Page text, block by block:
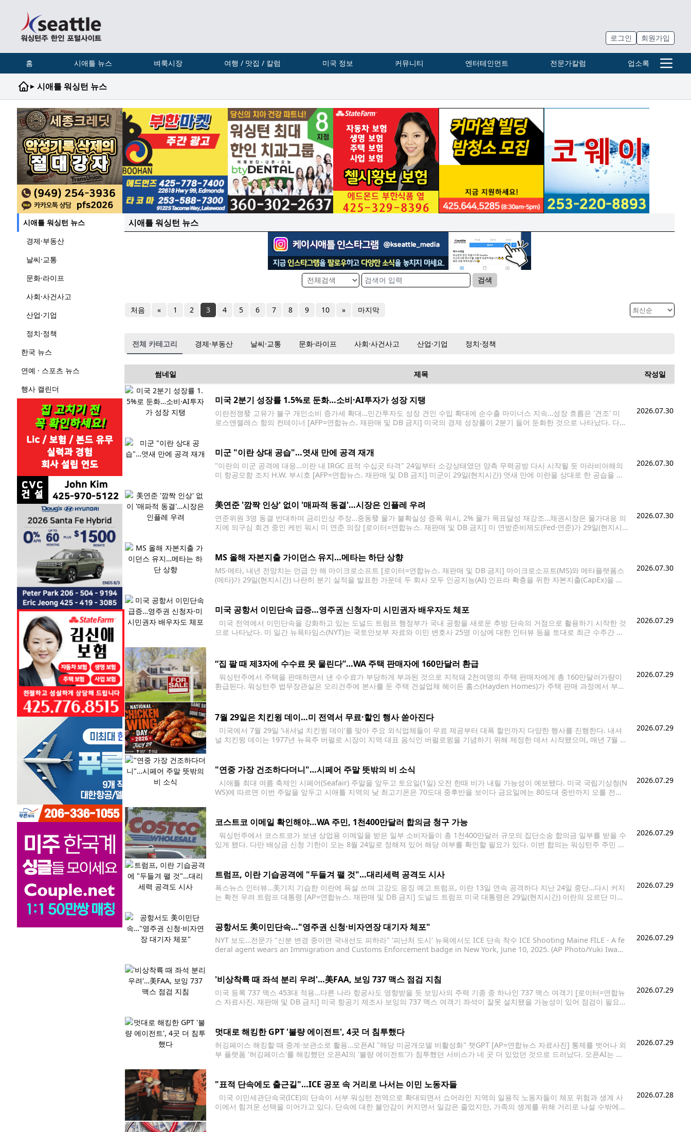
로그인 회원가입
홈 시애틀 뉴스 벼룩시장 여행 / 맛집 / 칼럼 미국 정보 커뮤니티 엔터테인먼트 전문가칼럼 업소록
▸ 시애틀 워싱턴 뉴스
시애틀 워싱턴 뉴스
경제·부동산
날씨·교통
문화·라이프
사회·사건사고
산업·기업
정치·정책
한국 뉴스
연예 · 스포츠 뉴스
행사 캘린더
시애틀 워싱턴 뉴스
검색
처음 « 1 2 3 4 5 6 7 8 9 10 » 마지막
전체 카테고리 경제·부동산 날씨·교통 문화·라이프 사회·사건사고 산업·기업 정치·정책
썸네일 제목 작성일
미국 2분기 성장률 1.5%로 둔화…소비·AI투자가 성장 지탱
이란전쟁發 고유가 불구 개인소비 증가세 확대…민간투자도 성장 견인 수입 확대에 순수출 마이너스 지속…성장 흐름은 '견조' 미
로스앤젤레스 항의 컨테이너 [AFP=연합뉴스. 재판매 및 DB 금지] 미국의 경제 성장률이 2분기 들어 둔화한 것으로 나타났다. 다
2026.07.30
미군 "이란 상대 공습"…엿새 만에 공격 재개
"이란의 미군 공격에 대응…이란 내 IRGC 표적 수십곳 타격" 24일부터 소강상태였던 양측 무력공방 다시 시작될 듯 아라비아해의
미 항공모함 조지 H.W. 부시호 [AFP=연합뉴스. 재판매 및 DB 금지] 미군이 29일(현지시간) 엿새 만에 이란을 상대로 한 공습을 재
2026.07.30
美연준 '깜짝 인상' 없이 '매파적 동결'…시장은 인플레 우려
연준위원 3명 동결 반대하며 금리인상 주장…중동發 물가 불확실성 증폭 워시, 2% 물가 목표달성 재강조…채권시장은 물가대응 의
지에 의구심 회견 중인 케빈 워시 미 연준 의장 [로이터=연합뉴스. 재판매 및 DB 금지] 미 연방준비제도(Fed·연준)가 29일(현지시
2026.07.30
MS 올해 자본지출 가이던스 유지…메타는 하단 상향
MS·메타, 내년 전망치는 언급 안 해 마이크로소프트 [로이터=연합뉴스. 재판매 및 DB 금지] 마이크로소프트(MS)와 메타플랫폼스
(메타)가 29일(현지시간) 나란히 분기 실적을 발표한 가운데 두 회사 모두 인공지능(AI) 인프라 확충을 위한 자본지출(CapEx)을 큰
2026.07.30
미국 공항서 이민단속 급증…영주권 신청자·미 시민권자 배우자도 체포
미국 전역에서 이민단속을 강화하고 있는 도널드 트럼프 행정부가 국내 공항을 새로운 추방 단속의 거점으로 활용하기 시작한 것
으로 나타났다. 미 일간 뉴욕타임스(NYT)는 국토안보부 자료와 이민 변호사 25명 이상에 대한 인터뷰 등을 토대로 최근 수주간 최
2026.07.29
“집 팔 때 제3자에 수수료 못 물린다”…WA 주택 판매자에 160만달러 환급
워싱턴주에서 주택을 판매하면서 낸 수수료가 부당하게 부과된 것으로 지적돼 2천여명의 주택 판매자에게 총 160만달러가량이
환급된다. 워싱턴주 법무장관실은 오리건주에 본사를 둔 주택 건설업체 헤이든 홈스(Hayden Homes)가 주택 판매 과정에서 부과
2026.07.29
7월 29일은 치킨윙 데이…미 전역서 무료·할인 행사 쏟아진다
미국에서 7월 29일 ‘내셔널 치킨윙 데이’를 맞아 주요 외식업체들이 무료 제공부터 대폭 할인까지 다양한 행사를 진행한다. 내셔
널 치킨윙 데이는 1977년 뉴욕주 버펄로 시장이 지역 대표 음식인 버펄로윙을 기념하기 위해 제정한 데서 시작됐으며, 매년 7월 2
2026.07.29
"연중 가장 건조하다더니"…시페어 주말 뜻밖의 비 소식
시애틀 최대 여름 축제인 시페어(Seafair) 주말을 앞두고 토요일(1일) 오전 한때 비가 내릴 가능성이 예보됐다. 미국 국립기상청(N
WS)에 따르면 이번 주말을 앞두고 시애틀 지역의 낮 최고기온은 70도대 중후반을 보이다 금요일에는 80도대 중반까지 오를 전망
2026.07.29
코스트코 이메일 확인해야…WA 주민, 1천400만달러 합의금 청구 가능
워싱턴주에서 코스트코가 보낸 상업용 이메일을 받은 일부 소비자들이 총 1천400만달러 규모의 집단소송 합의금 일부를 받을 수
있게 됐다. 다만 배상금 신청 기한이 오는 8월 24일로 정해져 있어 해당 여부를 확인할 필요가 있다. 이번 합의는 워싱턴주 주민 마
2026.07.29
트럼프, 이란 기습공격에 "두들겨 팰 것"…대리세력 공격도 시사
폭스뉴스 인터뷰…美기지 기습한 이란에 욕설 쓰며 고강도 응징 예고 트럼프, 이란 13일 연속 공격하다 지난 24일 중단…다시 커지
는 확전 우려 트럼프 대통령 [AP=연합뉴스. 재판매 및 DB 금지] 도널드 트럼프 미국 대통령은 29일(현지시간) 이란의 요르단 미군
2026.07.29
공항서도 美이민단속…"영주권 신청·비자연장 대기자 체포"
NYT 보도…전문가 "신분 변경 중이면 국내선도 피하라" '피난처 도시' 뉴욕에서도 ICE 단속 착수 ICE Shooting Maine FILE - A fe
deral agent wears an Immigration and Customs Enforcement badge in New York, June 10, 2025. (AP Photo/Yuki Iwam
2026.07.29
'비상착륙 때 좌석 분리 우려'…美FAA, 보잉 737 맥스 점검 지침
미국 등록 737 맥스 453대 적용…다른 나라 항공사도 영향받을 듯 보잉사의 주력 기종 중 하나인 737 맥스 여객기 [로이터=연합뉴
스 자료사진. 재판매 및 DB 금지] 미국 항공기 제조사 보잉의 737 맥스 여객기 좌석이 잘못 설치됐을 가능성이 있어 점검이 필요하
2026.07.29
멋대로 해킹한 GPT '불량 에이전트', 4곳 더 침투했다
허깅페이스 해킹할 때 중계·보관소로 활용…오픈AI "해당 미공개모델 비활성화" 챗GPT [AP=연합뉴스 자료사진] 통제를 벗어나 외
부 플랫폼 '허깅페이스'를 해킹했던 오픈AI의 '불량 에이전트'가 침투했던 서비스가 네 곳 더 있었던 것으로 드러났다. 오픈AI는 자
2026.07.29
"표적 단속에도 출근길"…ICE 공포 속 거리로 나서는 이민 노동자들
미국 이민세관단속국(ICE)의 단속이 서부 워싱턴 전역으로 확대되면서 쇼어라인 지역의 일용직 노동자들이 체포 위험과 생계 사
이에서 힘겨운 선택을 이어가고 있다. 단속에 대한 불안감이 커지면서 일감은 줄었지만, 가족의 생계를 위해 거리로 나설 수밖에
2026.07.28